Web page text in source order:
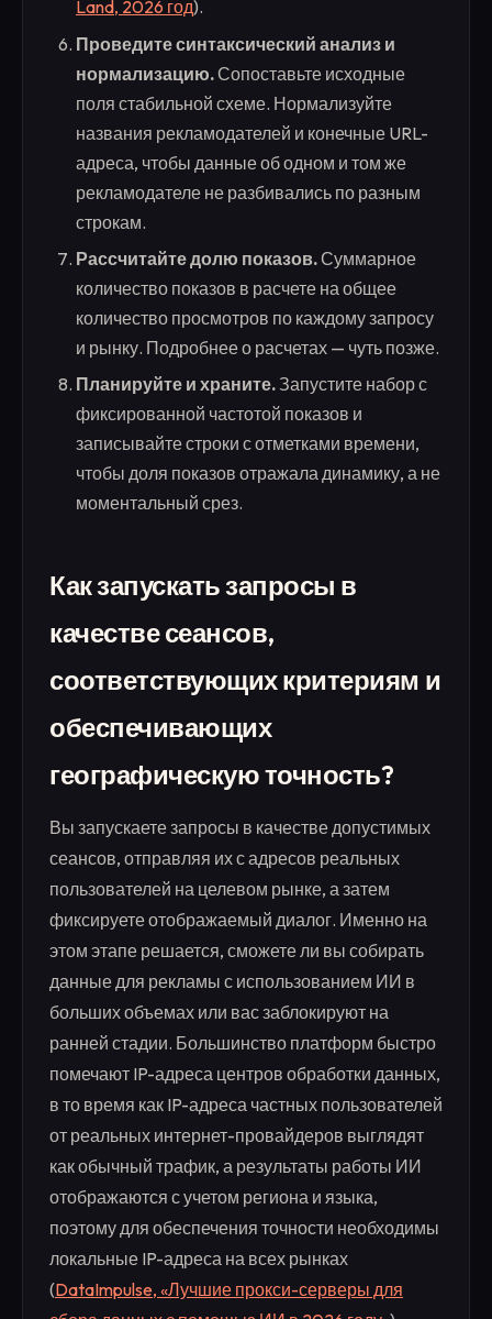
Land, 2026 год).
Проведите синтаксический анализ и
нормализацию.Сопоставьте исходные
поля стабильной схеме. Нормализуйте
названия рекламодателей и конечные URL-
адреса, чтобы данные об одном и том же
рекламодателе не разбивались по разным
строкам.
Рассчитайте долю показов.Суммарное
количество показов в расчете на общее
количество просмотров по каждому запросу
и рынку. Подробнее о расчетах — чуть позже.
Планируйте и храните.Запустите набор с
фиксированной частотой показов и
записывайте строки с отметками времени,
чтобы доля показов отражала динамику, а не
моментальный срез.
Как запускать запросы в
качестве сеансов,
соответствующих критериям и
обеспечивающих
географическую точность?
Вы запускаете запросы в качестве допустимых
сеансов, отправляя их с адресов реальных
пользователей на целевом рынке, а затем
фиксируете отображаемый диалог. Именно на
этом этапе решается, сможете ли вы собирать
данные для рекламы с использованием ИИ в
больших объемах или вас заблокируют на
ранней стадии. Большинство платформ быстро
помечают IP-адреса центров обработки данных,
в то время как IP-адреса частных пользователей
от реальных интернет-провайдеров выглядят
как обычный трафик, а результаты работы ИИ
отображаются с учетом региона и языка,
поэтому для обеспечения точности необходимы
локальные IP-адреса на всех рынках
(DataImpulse, «Лучшие прокси-серверы для